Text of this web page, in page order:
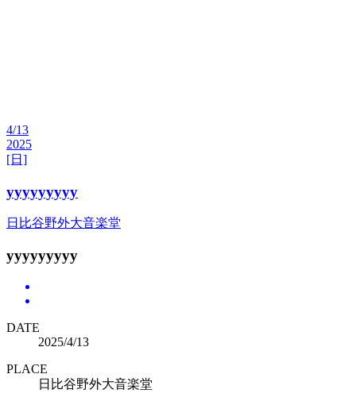
4/13
2025
[日]
yyyyyyyyy
日比谷野外大音楽堂
yyyyyyyyy
DATE
2025/4/13
PLACE
日比谷野外大音楽堂